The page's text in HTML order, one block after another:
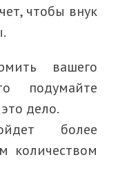
чтобы внук
вашего
подумайте
дело.
более
количеством